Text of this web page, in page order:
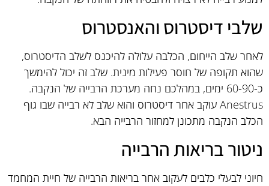
שלבי דיסטרוס והאנסטרוס
לאחר שלב הייחום, הכלבה עלולה להיכנס לשלב הדיסטרוס,
שהוא תקופה של חוסר פעילות מינית. שלב זה יכול להימשך
כ-60-90 ימים, במהלכם נחה מערכת הרבייה של הנקבה.
Anestrus עוקב אחר דיסטרוס והוא שלב לא רבייה שבו גוף
הכלב הנקבה מתכונן למחזור הרבייה הבא.
ניטור בריאות הרבייה
חיוני לבעלי כלבים לעקוב אחר בריאות הרבייה של חיית המחמד